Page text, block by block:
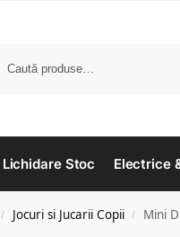
Lichidare Stoc Electrice
/ Jocuri si Jucarii Copii / Mini